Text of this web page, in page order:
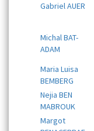
Gabriel AUER
Michal BAT-
ADAM
Maria Luisa
BEMBERG
Nejia BEN
MABROUK
Margot